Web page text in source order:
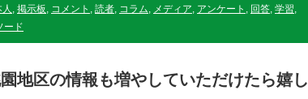
, 掲示板, コメント , 読者, コラム, メディア, アンケート , 回答, 学習,
ード
地区の情報も増やしていただけたら嬉し